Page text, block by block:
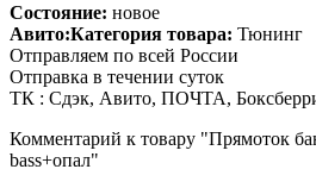
Состояние: новое
Авито:Категория товара: Тюнинг
Отправляем по всей России
Отправка в течении суток
ТК : Сдэк, Авито, ПОЧТА,
Комментарий к товару "Прямоток
bass+опал"